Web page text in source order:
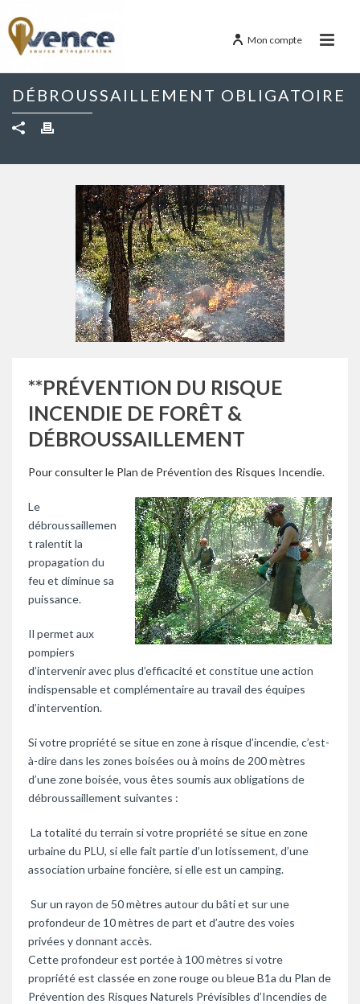
Mon compte
DÉBROUSSAILLEMENT OBLIGATOIRE
**PRÉVENTION DU RISQUE
INCENDIE DE FORÊT &
DÉBROUSSAILLEMENT
Pour consulter le Plan de Prévention des Risques Incendie.
Le
débroussaillemen
t ralentit la
propagation du
feu et diminue sa
puissance.
Il permet aux
pompiers
d’intervenir avec plus d’efficacité et constitue une action
indispensable et complémentaire au travail des équipes
d’intervention.
Si votre propriété se situe en zone à risque d’incendie, c’est-
à-dire dans les zones boisées ou à moins de 200 mètres
d’une zone boisée, vous êtes soumis aux obligations de
débroussaillement suivantes :
La totalité du terrain si votre propriété se situe en zone
urbaine du PLU, si elle fait partie d’un lotissement, d’une
association urbaine foncière, si elle est un camping.
Sur un rayon de 50 mètres autour du bâti et sur une
profondeur de 10 mètres de part et d’autre des voies
privées y donnant accès.
Cette profondeur est portée à 100 mètres si votre
propriété est classée en zone rouge ou bleue B1a du Plan de
Prévention des Risques Naturels Prévisibles d’Incendies de